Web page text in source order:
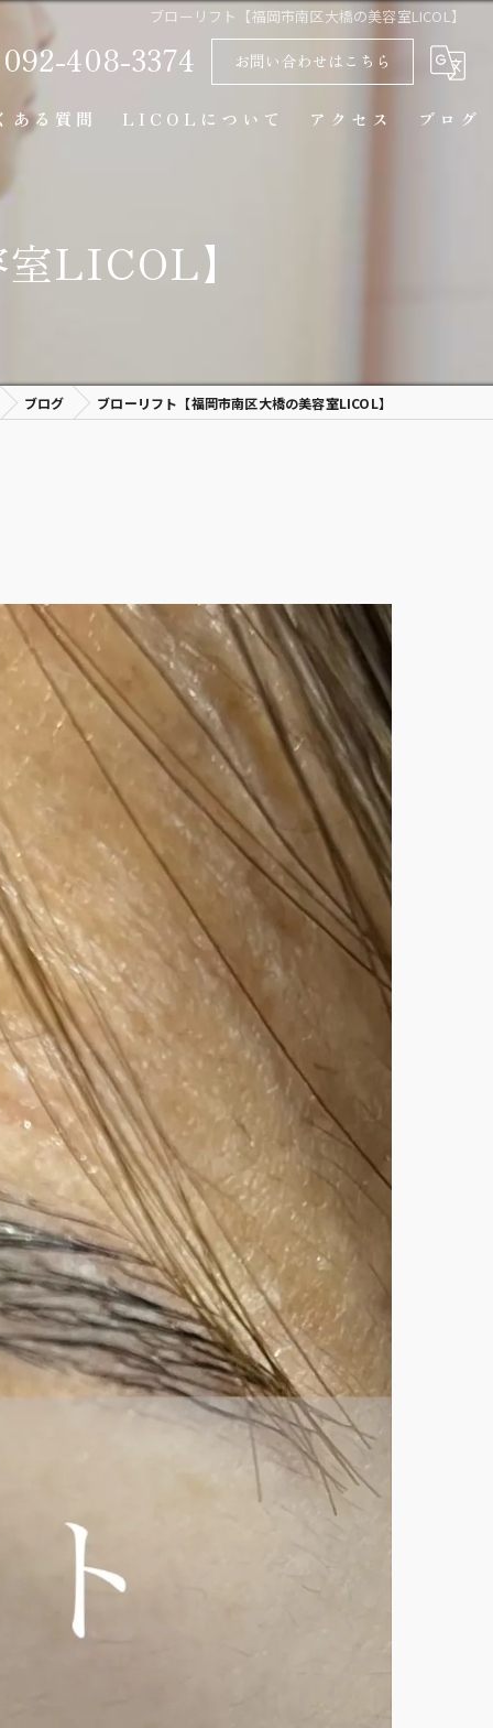
ブローリフト【福岡市南区大橋の美容室LICOL】
092-408-3374 お問い合わせはこちら
ある質問 LICOLについて
似合わせカット
カウンセリング
アクセス ブログ
LICOL】
ブログ ブローリフト【福岡市南区大橋の美容室LICOL】